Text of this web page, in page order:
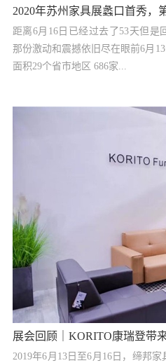
2020年苏州家具展蠡口首秀，
距离6月16日已经过去了53天但是
那份激动和震撼依旧尽在眼前6月
面积29个省市地区 686家...
展会回顾｜KORITO康瑞登带
2019年6月13日至6月16日，缔邦